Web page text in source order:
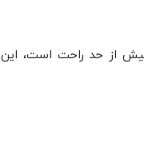
از حد راحت است، این